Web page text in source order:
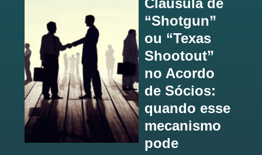
“Shotgun”
ou “Texas
Shootout”
no Acordo
de Sócios:
quando esse
mecanismo
pode